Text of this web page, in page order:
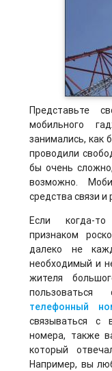
Представьте
мобильного
занимались, как
проводили
бы очень
возможно.
средства связи и
Если когда-
признаком
далеко не
необходимый и
жителя
телефонный
связываться с
номера, также
который
Например, вы